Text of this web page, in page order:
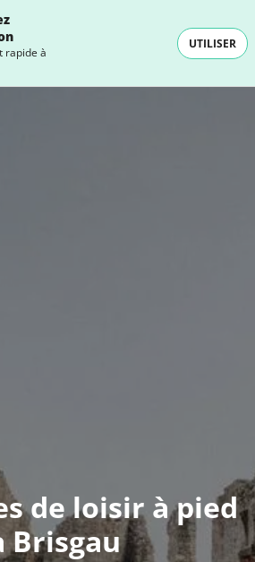
rapide à
UTILISER
de loisir à pied
Brisgau